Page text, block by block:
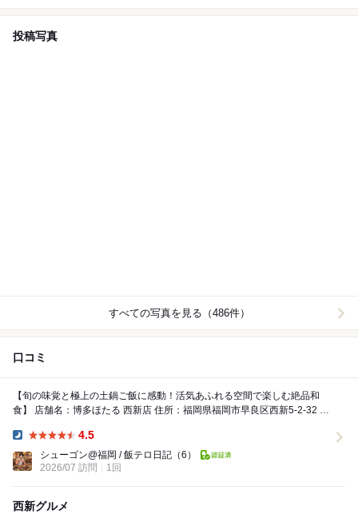
節の味覚を満喫できる贅沢なコースです。
投稿写真
すべての写真を見る（486件）
口コミ
【旬の味覚と極上の土鍋ご飯に感動！活気あふれる空間で楽しむ絶品和
食】 店舗名：博多ほたる 西新店 住所：福岡県福岡市早良区西新5-2-32 お
4.5
シューゴン@福岡 / 飯テロ日記 （6）
2026/07 訪問
1回
西新グルメ